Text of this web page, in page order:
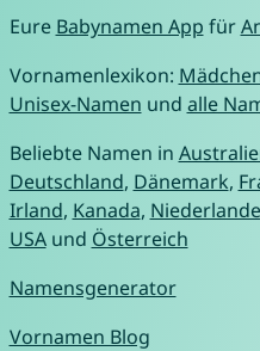
Eure Babynamen App für
Vornamenlexikon:
Unisex-Namen und alle
Beliebte Namen in
Deutschland, Dänemark,
Irland, Kanada, Niederlande
USAund Österreich
Namensgenerator
Vornamen Blog